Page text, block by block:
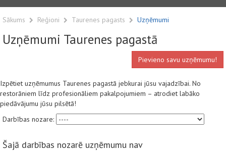
Sākums Reģioni Taurenes pagasts Uzņēmumi
Uzņēmumi Taurenes pagastā
Pievieno savu uzņēmumu!
Izpētiet uzņēmumus Taurenes pagastā jebkurai jūsu vajadzībai. No
restorāniem līdz profesionāliem pakalpojumiem – atrodiet labāko
piedāvājumu jūsu pilsētā!
Darbības nozare:
Šajā darbības nozarē uzņēmumu nav